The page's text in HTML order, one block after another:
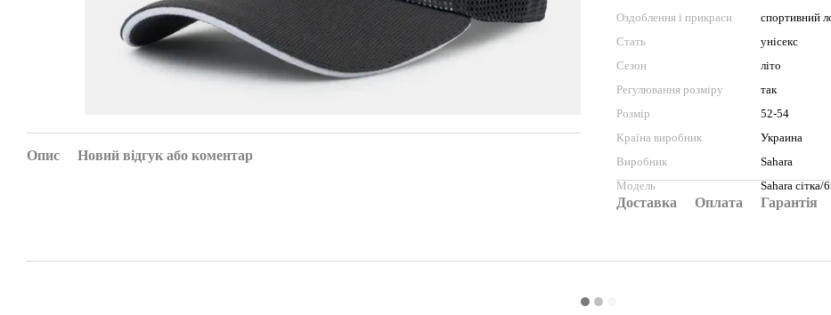
Опис Новий відгук або коментар
Оздоблення і прикраси
спортивний
Стать
унісекс
Сезон
літо
Регулювання розміру
так
Розмір
52-54
Країна виробник
Украина
Виробник
Sahara
Модель
Sahara сітка/
Доставка Оплата Гарантія